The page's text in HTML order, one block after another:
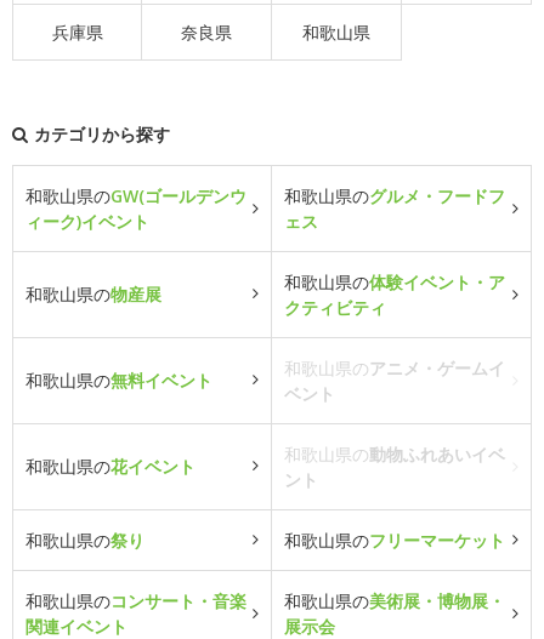
兵庫県 奈良県 和歌山県
カテゴリから探す
和歌山県のGW(ゴールデンウ
ィーク)イベント
和歌山県のグルメ・フードフ
ェス
和歌山県の物産展
和歌山県の体験イベント・ア
クティビティ
和歌山県の無料イベント
和歌山県のアニメ・ゲームイ
ベント
和歌山県の花イベント
和歌山県の動物ふれあいイベ
ント
和歌山県の祭り 和歌山県のフリーマーケット
和歌山県のコンサート・音楽
関連イベント
和歌山県の美術展・博物展・
展示会